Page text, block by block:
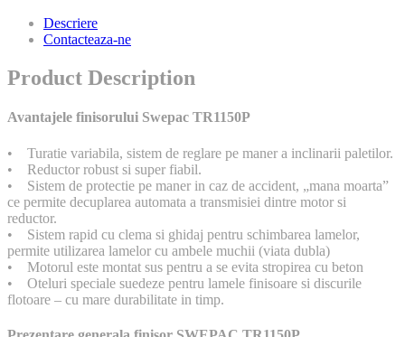
Descriere
Contacteaza-ne
Product Description
Avantajele finisorului Swepac TR1150P
• Turatie variabila, sistem de reglare pe maner a inclinarii paletilor.
• Reductor robust si super fiabil.
• Sistem de protectie pe maner in caz de accident, „mana moarta”
ce permite decuplarea automata a transmisiei dintre motor si
reductor.
• Sistem rapid cu clema si ghidaj pentru schimbarea lamelor,
permite utilizarea lamelor cu ambele muchii (viata dubla)
• Motorul este montat sus pentru a se evita stropirea cu beton
• Oteluri speciale suedeze pentru lamele finisoare si discurile
flotoare – cu mare durabilitate in timp.